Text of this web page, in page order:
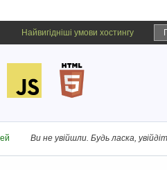
Найвигідніші умови хостингу
Ви не увійшли. Будь ласка,